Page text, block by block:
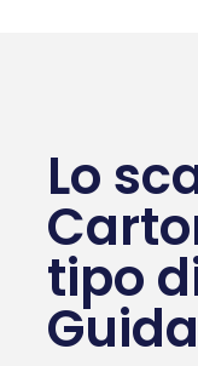
Lo
tipo